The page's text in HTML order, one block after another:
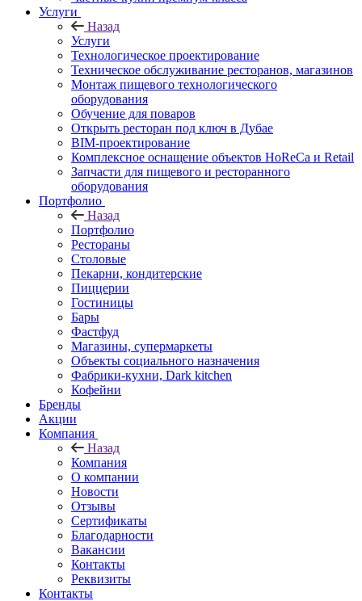
Услуги
Назад
Услуги
Технологическое проектирование
Техническое обслуживание ресторанов, магазинов
Монтаж пищевого технологического
оборудования
Обучение для поваров
Открыть ресторан под ключ в Дубае
BIM-проектирование
Комплексное оснащение объектов HoReCa и Retail
Запчасти для пищевого и ресторанного
оборудования
Портфолио
Назад
Портфолио
Рестораны
Столовые
Пекарни, кондитерские
Пиццерии
Гостиницы
Бары
Фастфуд
Магазины, супермаркеты
Объекты социального назначения
Фабрики-кухни, Dark kitchen
Кофейни
Бренды
Акции
Компания
Назад
Компания
О компании
Новости
Отзывы
Сертификаты
Благодарности
Вакансии
Контакты
Реквизиты
Контакты